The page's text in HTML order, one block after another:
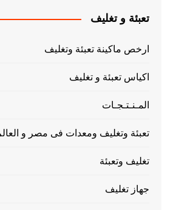
تعبئة و تغليف
ارخص ماكينة تعبئة وتغليف
اكياس تعبئة و تغليف
المـنـتـجـات
تعبئة وتغليف ومعدات فى مصر و
تغليف وتعبئة
جهاز تغليف